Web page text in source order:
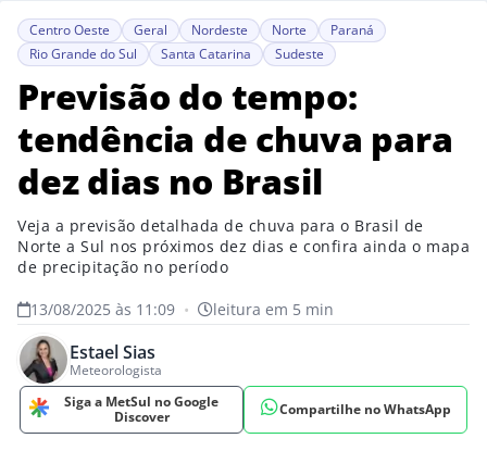
Centro Oeste Geral Nordeste Norte
Paraná
Rio Grande do Sul
Santa Catarina Sudeste
Previsão do tempo:
tendência de chuva para
dez dias no Brasil
Veja a previsão detalhada de chuva para o Brasil de
Norte a Sul nos próximos dez dias e confira ainda o mapa
de precipitação no período
13/08/2025 às 11:09 • leitura em 5 min
Estael Sias
Meteorologista
Siga a MetSul no Google
Discover
Compartilhe no WhatsApp